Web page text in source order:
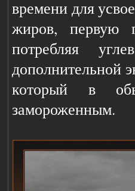
времени для
жиров, первую
потребляя
дополнительной
который в
замороженным.